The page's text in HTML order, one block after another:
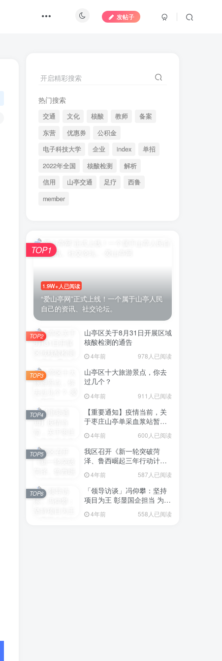
发帖子
开启精彩搜索
热门搜索
交通 文化 核酸 教师
备案
东营
优惠券
公积金
电子科技大学
企业 index
单招
2022年全国
核酸检测
解析
信用
山亭交通 足疗
西鲁
member
1.9W+人已阅读
“爱山亭网”正式上线！一个属于山亭人民
自己的资讯、社交论坛。
TOP1
山亭区关于8月31日开展区域
核酸检测的通告
4年前 978人已阅读
TOP2
山亭区十大旅游景点，你去
过几个？
4年前 911人已阅读
TOP3
【重要通知】疫情当前，关
于枣庄山亭单采血浆站暂停
4年前 600人已阅读
TOP4
我区召开《新一轮突破菏
泽、鲁西崛起三年行动计划
意见稿）政策分析研判会议
4年前 587人已阅读
TOP5
「领导访谈」冯仰攀：坚持
项目为王 彰显国企担当 为全
点项目建设贡献“交发力量”
4年前 558人已阅读
TOP6
微信登录